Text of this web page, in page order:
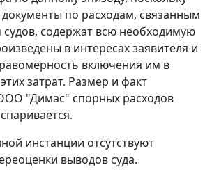
по расходам, связанным
судов, содержат всю необходимую
в интересах заявителя и
включения им в
затрат. Размер и факт
"Димас" спорных расходов
инстанции отсутствуют
выводов суда.